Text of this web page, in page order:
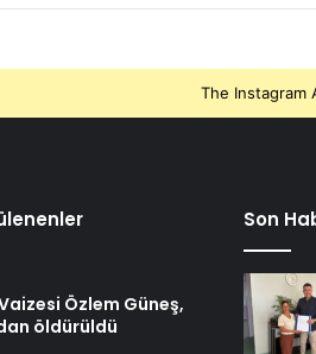
The Instagram
Özlem Güneş,
öldürüldü
Son